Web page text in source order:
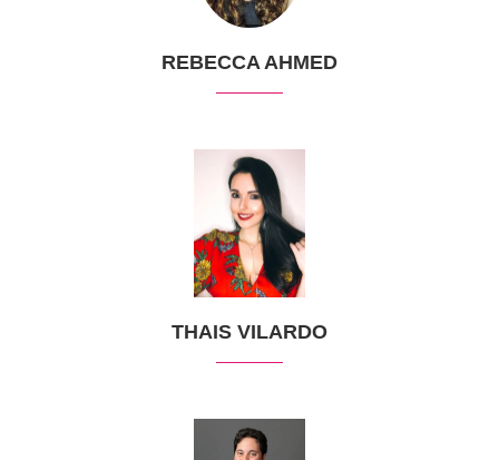
REBECCA AHMED
THAIS VILARDO